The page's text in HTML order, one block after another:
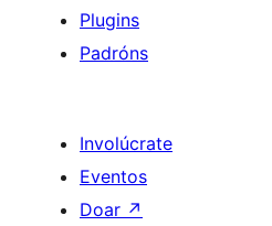
Plugins
Padróns
Involúcrate
Eventos
Doar ↗